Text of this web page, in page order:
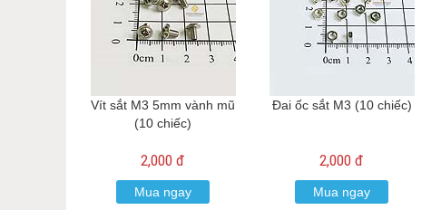
Vít sắt M3 5mm vành mũ
(10 chiếc)
2,000 đ
Mua ngay
Đai ốc sắt M3 (10 chiếc)
2,000 đ
Mua ngay